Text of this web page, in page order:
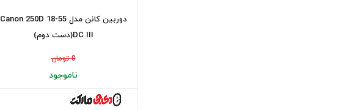
دوربین کانن مدل Canon 250D 18-55
DC III(دست دوم)
0 تومان
ناموجود